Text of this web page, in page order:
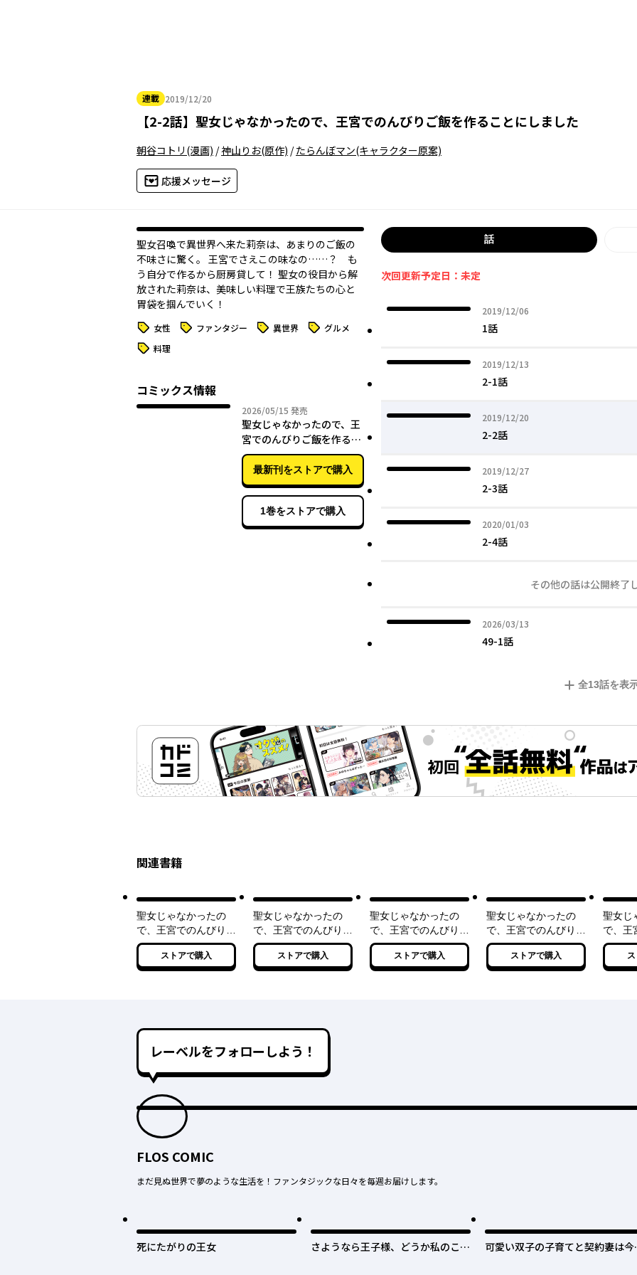
連載 2019/12/20
2019年12月20日
【2-2話】 聖女じゃなかったので、王宮でのんびりご飯を作ることにしました
朝谷コトリ (漫画) /神山りお(原作) /たらんぼマン(キャラクター原案)
応援メッセージ
聖女召喚で異世界へ来た莉奈は、あまりのご飯の
不味さに驚く。 王宮でさえこの味なの……？ も
う自分で作るから厨房貸して！ 聖女の役目から解
放された莉奈は、美味しい料理で王族たちの心と
胃袋を掴んでいく！
タグ 女性 タグ ファンタジー タグ 異世界 タグ グルメ
タグ 料理
コミックス情報
2026/05/15 2026年05月15日
発売
聖女じゃなかったので、王
宮でのんびりご飯を作るこ
とにしました 10
最新刊をストアで購入
1巻をストアで購入
話
次回更新予定日：未定
2019/12/06
2019年12月06日
1話
2019/12/13
2019年12月13日
2-1話
2019/12/20
2019年12月20日
2-2話
2019/12/27
2019年12月27日
2-3話
2020/01/03
2020年01月03日
2-4話
その他の話は公開終了
2026/03/13
2026年03月13日
49-1話
全13話を表
関連書籍
聖女じゃなかったの
で、王宮でのんびりご
飯を作ることにしまし
ストアで購入
聖女じゃなかったの
で、王宮でのんびりご
飯を作ることにしまし
ストアで購入
聖女じゃなかったの
で、王宮でのんびりご
飯を作ることにしまし
ストアで購入
聖女じゃなかったの
で、王宮でのんびりご
飯を作ることにしまし
ストアで購入
聖女じ
で、王
飯を作
レーベルをフォローしよう！
FLOS COMIC
まだ見ぬ世界で夢のような生活を！ファンタジックな日々を毎週お届けします。
死にたがりの王女
さようなら王子様、どうか私のこと
可愛い双子の子育てと契約妻は今